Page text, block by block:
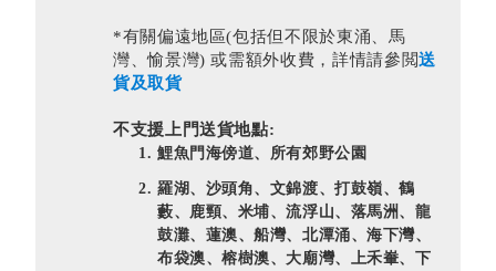
*有關偏遠地區(包括但不限於東涌、馬
灣、愉景灣) 或需額外收費，詳情請參閲送
貨及取貨
不支援上門送貨地點:
鯉魚門海傍道、所有郊野公園
羅湖、沙頭角、文錦渡、打鼓嶺、鶴
藪、鹿頸、米埔、流浮山、落馬洲、龍
鼓灘、蓮澳、船灣、北潭涌、海下灣、
布袋澳、榕樹澳、大廟灣、上禾輋、下